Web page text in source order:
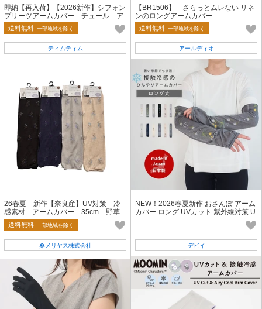
即納【再入荷】【2026新作】シフォン
プリーツアームカバー チュール ア
ームウォーマー シアー 夏小物
送料無料 一部地域を除く
ティムティム
【BR1506】 さらっとムレない リネ
ンのロングアームカバー
送料無料 一部地域を除く
アールディオ
26春夏 新作【奈良産】UV対策 冷
感素材 アームカバー 35cm 野草
柄
送料無料 一部地域を除く
桑メリヤス株式会社
NEW！2026春夏新作 おさんぽ アーム
カバー ロング UVカット 紫外線対策 U
デビイ